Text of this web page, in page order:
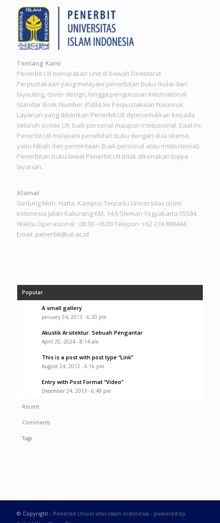
Tentang Kami
Penerbit UII merupakan Unit di bawah Direktorat
Perpustakaan yang melayani penerbitan buku mulai dari
layouting, cover design, hingga pengurusan International
Standar Book Number (ISBN) ke Perpustakaan Nasional.
Layanan yang diberikan Penerbit UII diperuntukkan kepada
seluruh sivitas UII, baik personal maupun insitusional. Saat ini,
Penerbit UII melayani penebitan buku dengan dua skema,
yaitu hibah dan permintaan (baik personal atau institusional).
Penerbitan buku lewat Penerbit UII tidak dikenakan biaya
layanan.
Alamat
Gedung Moh. Hatta, Kampus Terpadu Universitas Islam
Indonesia Jalan Kaliurang KM. 14,5 Sleman Yogyakarta 55584
Waktu Operasional : 08.00 -16.00 Telepon: +62 274 898444
Email: penerbit@uii.ac.id
Popular
A small gallery
January 24, 2013 - 6:20 pm
Akustik Arsitektur: Sebuah Pengantar
April 25, 2024 - 8:14 am
This is a post with post type “Link”
August 24, 2012 - 6:16 pm
Entry with Post Format “Video”
December 24, 2013 - 6:48 pm
Recent
Comments
Tags
© Copyright - Penerbit Universitas Islam Indonesia - powered by